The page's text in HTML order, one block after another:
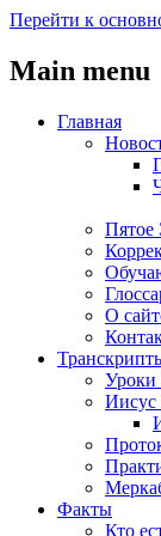
Перейти к
Main menu
Главная
Пятое
О
Уроки
Факты
Кто